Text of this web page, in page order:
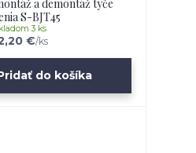
a demontáž tyče
S-BJT45
€/ks
3 ks
do košíka